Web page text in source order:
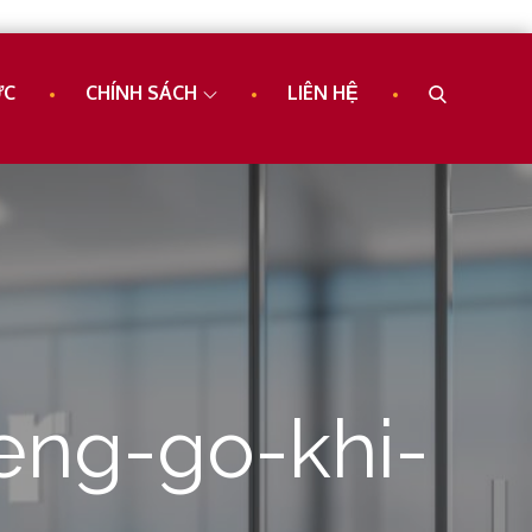
CHÍNH SÁCH LIÊN HỆ
go-khi-